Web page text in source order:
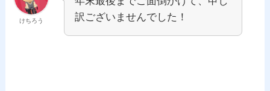
けちろう
訳ございませんでした！